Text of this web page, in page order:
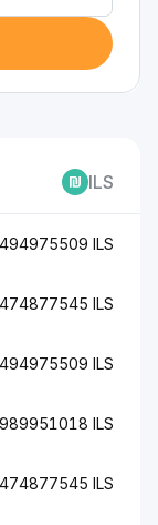
ILS
ILS
ILS
ILS
ILS
ILS